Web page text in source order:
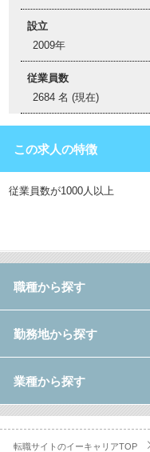
設立
2009年
従業員数
2684 名 (現在)
この求人の特徴
従業員数が1000人以上
職種から探す
勤務地から探す
業種から探す
転職サイトのイーキャリアTOP